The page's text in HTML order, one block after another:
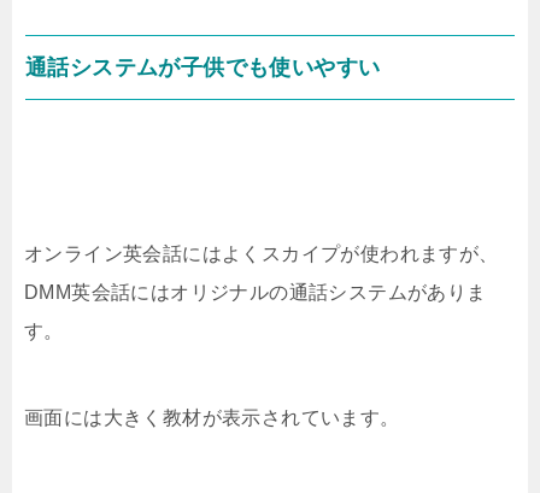
通話システムが子供でも使いやすい
オンライン英会話にはよくスカイプが使われますが、
DMM英会話にはオリジナルの通話システムがありま
す。
画面には大きく教材が表示されています。